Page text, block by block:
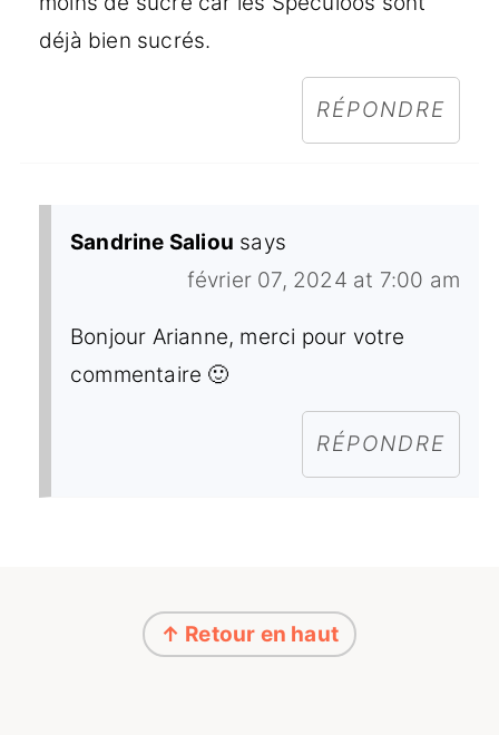
déjà bien sucrés.
RÉPONDRE
Sandrine Saliou says
février 07, 2024 at 7:00 am
Bonjour Arianne, merci pour votre
commentaire 🙂
RÉPONDRE
↑ Retour en haut